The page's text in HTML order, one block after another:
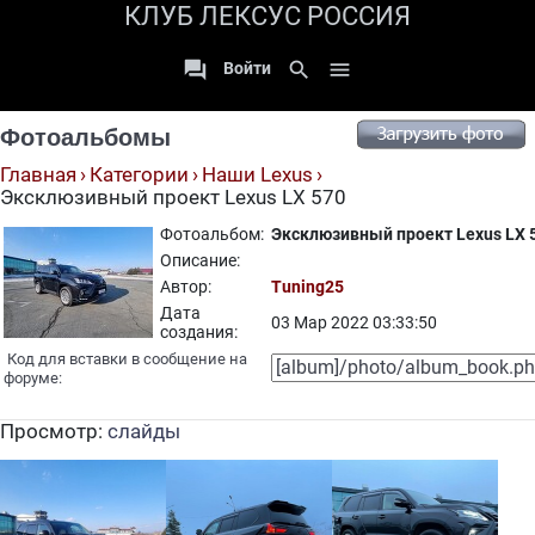
КЛУБ ЛЕКСУС РОССИЯ
 Войти search 
Фотоальбомы
Главная Категории
Наши Lexus
Эксклюзивный проект Lexus LX 570
Фотоальбом: Эксклюзивный проект Lexus LX
Описание:
Автор:
Tuning25
Дата
создания:
03 Мар 2022 03:33:50
Код для вставки в сообщение на
форуме:
Просмотр: слайды